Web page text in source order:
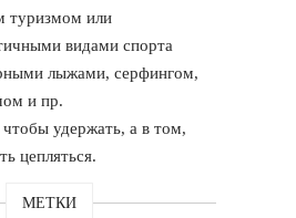
туризмом или
видами спорта
лыжами, серфингом,
и пр.
удержать, а в том,
цепляться.
МЕТКИ